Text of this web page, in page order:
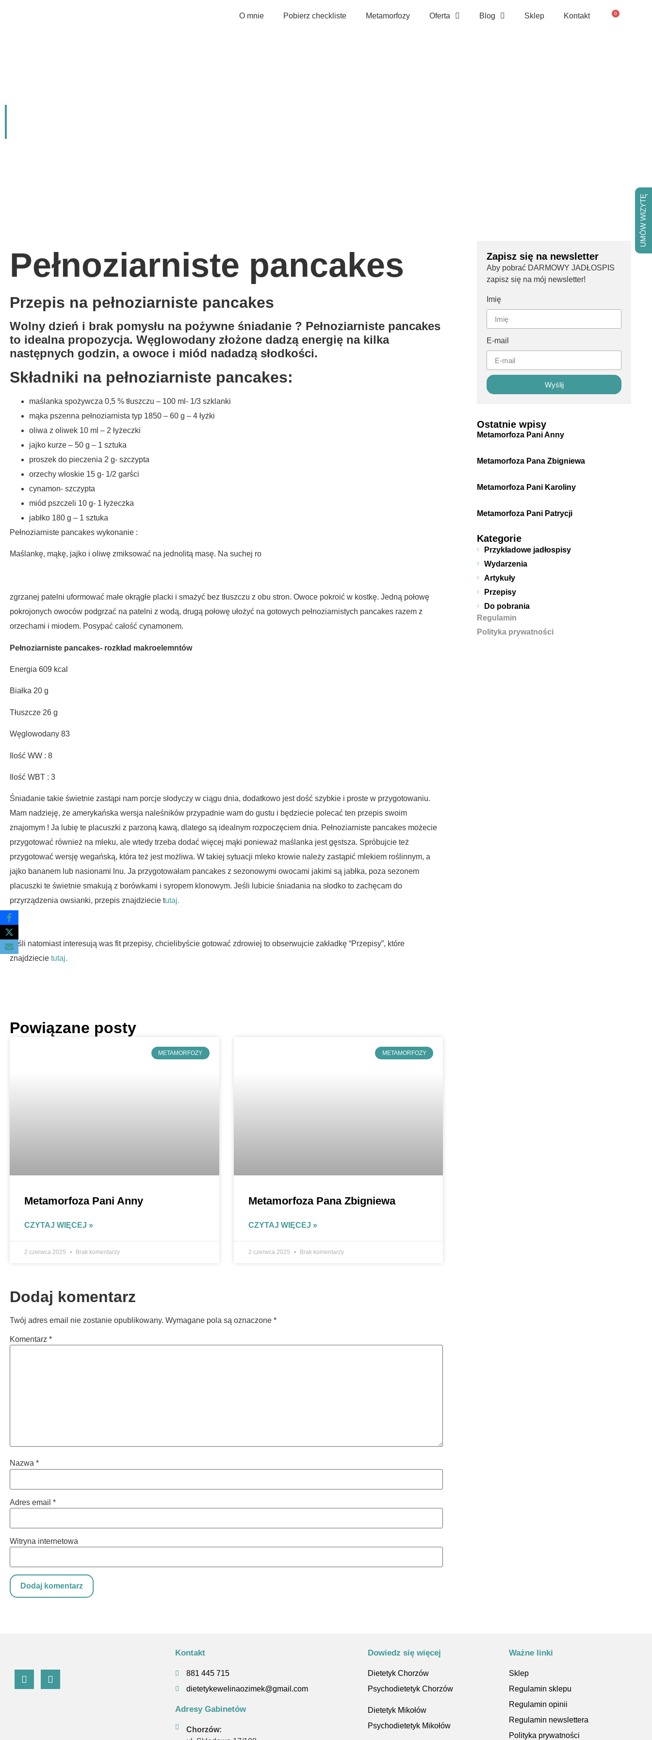
O mnie Pobierz checkliste Metamorfozy Oferta Blog Sklep Kontakt 0
Pełnoziarniste pancakes
Przepis na pełnoziarniste pancakes
Wolny dzień i brak pomysłu na pożywne śniadanie ? Pełnoziarniste pancakes
to idealna propozycja. Węglowodany złożone dadzą energię na kilka
następnych godzin, a owoce i miód nadadzą słodkości.
Składniki na pełnoziarniste pancakes:
maślanka spożywcza 0,5 % tłuszczu – 100 ml- 1/3 szklanki
mąka pszenna pełnoziarnista typ 1850 – 60 g – 4 łyżki
oliwa z oliwek 10 ml – 2 łyżeczki
jajko kurze – 50 g – 1 sztuka
proszek do pieczenia 2 g- szczypta
orzechy włoskie 15 g- 1/2 garści
cynamon- szczypta
miód pszczeli 10 g- 1 łyżeczka
jabłko 180 g – 1 sztuka
Pełnoziarniste pancakes wykonanie :
Maślankę, mąkę, jajko i oliwę zmiksować na jednolitą masę. Na suchej ro
zgrzanej patelni uformować małe okrągłe placki i smażyć bez tłuszczu z obu stron. Owoce pokroić w kostkę. Jedną połowę
pokrojonych owoców podgrzać na patelni z wodą, drugą połowę ułożyć na gotowych pełnoziarnistych pancakes razem z
orzechami i miodem. Posypać całość cynamonem.
Pełnoziarniste pancakes- rozkład makroelemntów
Energia 609 kcal
Białka 20 g
Tłuszcze 26 g
Węglowodany 83
Ilość WW : 8
Ilość WBT : 3
Śniadanie takie świetnie zastąpi nam porcje słodyczy w ciągu dnia, dodatkowo jest dość szybkie i proste w przygotowaniu.
Mam nadzieję, że amerykańska wersja naleśników przypadnie wam do gustu i będziecie polecać ten przepis swoim
znajomym ! Ja lubię te placuszki z parzoną kawą, dlatego są idealnym rozpoczęciem dnia. Pełnoziarniste pancakes możecie
przygotować również na mleku, ale wtedy trzeba dodać więcej mąki ponieważ maślanka jest gęstsza. Spróbujcie też
przygotować wersję wegańską, która też jest możliwa. W takiej sytuacji mleko krowie należy zastąpić mlekiem roślinnym, a
jajko bananem lub nasionami lnu. Ja przygotowałam pancakes z sezonowymi owocami jakimi są jabłka, poza sezonem
placuszki te świetnie smakują z borówkami i syropem klonowym. Jeśli lubicie śniadania na słodko to zachęcam do
przyrządzenia owsianki, przepis znajdziecie tutaj.
Jeśli natomiast interesują was fit przepisy, chcielibyście gotować zdrowiej to obserwujcie zakładkę “Przepisy”, które
znajdziecie tutaj.
Powiązane posty
METAMORFOZY
Metamorfoza Pani Anny
CZYTAJ WIĘCEJ »
2 czerwca 2025 Brak komentarzy
METAMORFOZY
Metamorfoza Pana Zbigniewa
CZYTAJ WIĘCEJ »
2 czerwca 2025 Brak komentarzy
Dodaj komentarz
Twój adres email nie zostanie opublikowany. Wymagane pola są oznaczone *
Komentarz *
Nazwa *
Adres email *
Witryna internetowa
Zapisz się na newsletter
Aby pobrać DARMOWY JADŁOSPIS
zapisz się na mój newsletter!
Imię
E-mail
Wyślij
Ostatnie wpisy
Metamorfoza Pani Anny
Metamorfoza Pana Zbigniewa
Metamorfoza Pani Karoliny
Metamorfoza Pani Patrycji
Kategorie
Przykładowe jadłospisy
Wydarzenia
Artykuły
Przepisy
Do pobrania
Regulamin
Polityka prywatności
Kontakt
881 445 715
dietetykewelinaozimek@gmail.com
Adresy Gabinetów
Chorzów:
Dowiedz się więcej
Dietetyk Chorzów
Psychodietetyk Chorzów
Dietetyk Mikołów
Psychodietetyk Mikołów
Ważne linki
Sklep
Regulamin sklepu
Regulamin opinii
Regulamin newslettera
Polityka prywatności
UMÓW WIZYTĘ